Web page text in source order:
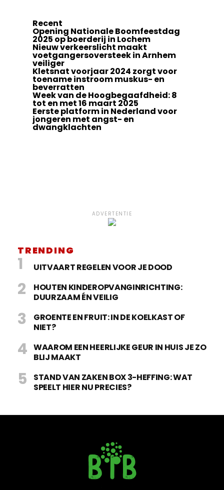
Recent
Opening Nationale Boomfeestdag
2025 op boerderij in Lochem
Nieuw verkeerslicht maakt
voetgangersoversteek in Arnhem
veiliger
Kletsnat voorjaar 2024 zorgt voor
toename instroom muskus- en
beverratten
Week van de Hoogbegaafdheid: 8
tot en met 16 maart 2025
Eerste platform in Nederland voor
jongeren met angst- en
dwangklachten
ADVERTENTIE
TRENDING
UITVAART REGELEN VOOR JE DOOD
HOUTEN KINDEROPVANGINRICHTING:
DUURZAAM ÉN VEILIG
GROENTE EN FRUIT: IN DE KOELKAST OF
NIET?
WAAROM EEN HEERLIJKE GEUR IN HUIS JE ZO
BLIJ MAAKT
STAND VAN ZAKEN BOX 3-HEFFING: WAT
SPEELT HIER NU PRECIES?